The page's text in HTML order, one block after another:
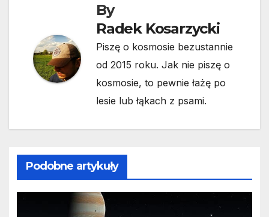
By
Radek Kosarzycki
Piszę o kosmosie bezustannie
od 2015 roku. Jak nie piszę o
kosmosie, to pewnie łażę po
lesie lub łąkach z psami.
Podobne artykuły